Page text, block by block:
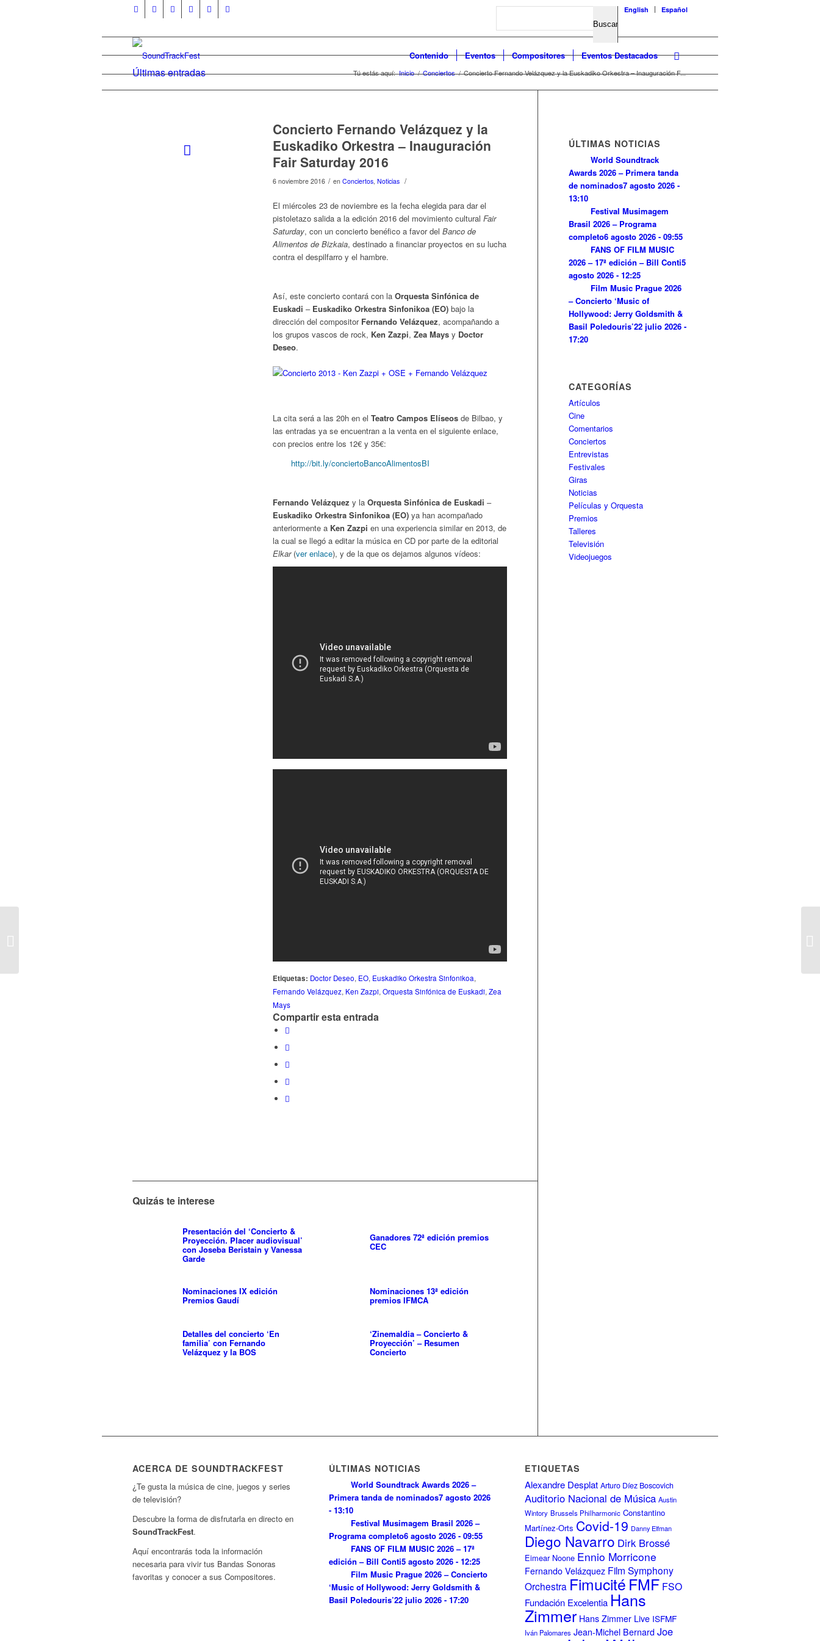
Search English Español
Contenido Eventos Compositores Eventos Destacados
Últimas entradas Tú estás aquí: Inicio / Conciertos / Concierto Fernando Velázquez y la Euskadiko Orkestra – Inauguración F...
Concierto Fernando Velázquez y la
Euskadiko Orkestra – Inauguración
Fair Saturday 2016
6 noviembre 2016 / en Conciertos, Noticias /
El miércoles 23 de noviembre es la fecha elegida para dar el
pistoletazo salida a la edición 2016 del movimiento cultural Fair
Saturday, con un concierto benéfico a favor del Banco de
Alimentos de Bizkaia, destinado a financiar proyectos en su lucha
contra el despilfarro y el hambre.
Así, este concierto contará con la Orquesta Sinfónica de
Euskadi – Euskadiko Orkestra Sinfonikoa (EO) bajo la
dirección del compositor Fernando Velázquez, acompañando a
los grupos vascos de rock, Ken Zazpi, Zea Mays y Doctor
Deseo.
La cita será a las 20h en el Teatro Campos Elíseos de Bilbao, y
las entradas ya se encuentran a la venta en el siguiente enlace,
con precios entre los 12€ y 35€:
http://bit.ly/conciertoBancoAlimentosBI
Fernando Velázquez y la Orquesta Sinfónica de Euskadi –
Euskadiko Orkestra Sinfonikoa (EO) ya han acompañado
anteriormente a Ken Zazpi en una experiencia similar en 2013, de
la cual se llegó a editar la música en CD por parte de la editorial
Elkar(ver enlace), y de la que os dejamos algunos vídeos:
Etiquetas: Doctor Deseo, EO, Euskadiko Orkestra Sinfonikoa,
Fernando Velázquez, Ken Zazpi, Orquesta Sinfónica de Euskadi, Zea
Mays
Compartir esta entrada
Quizás te interese
Presentación del ‘Concierto &
Proyección. Placer audiovisual’
con Joseba Beristain y Vanessa
Garde
Ganadores 72ª edición premios
CEC
Nominaciones IX edición
Premios Gaudí
Nominaciones 13ª edición
premios IFMCA
Detalles del concierto ‘En
familia’ con Fernando
Velázquez y la BOS
‘Zinemaldia – Concierto &
Proyección’ – Resumen
Concierto
ÚLTIMAS NOTICIAS
World Soundtrack
Awards 2026 – Primera tanda
de nominados7 agosto 2026 -
13:10
Festival Musimagem
Brasil 2026 – Programa
completo6 agosto 2026 - 09:55
FANS OF FILM MUSIC
2026 – 17ª edición – Bill Conti5
agosto 2026 - 12:25
Film Music Prague 2026
– Concierto ‘Music of
Hollywood: Jerry Goldsmith &
Basil Poledouris’22 julio 2026 -
17:20
CATEGORÍAS
Artículos
Cine
Comentarios
Conciertos
Entrevistas
Festivales
Giras
Noticias
Películas y Orquesta
Premios
Talleres
Televisión
Videojuegos
ACERCA DE SOUNDTRACKFEST
¿Te gusta la música de cine, juegos y series
de televisión?
Descubre la forma de disfrutarla en directo en
SoundTrackFest.
Aquí encontrarás toda la información
necesaria para vivir tus Bandas Sonoras
favoritas y conocer a sus Compositores.
ÚLTIMAS NOTICIAS
World Soundtrack Awards 2026 –
Primera tanda de nominados7 agosto 2026
- 13:10
Festival Musimagem Brasil 2026 –
Programa completo6 agosto 2026 - 09:55
FANS OF FILM MUSIC 2026 – 17ª
edición – Bill Conti5 agosto 2026 - 12:25
Film Music Prague 2026 – Concierto
‘Music of Hollywood: Jerry Goldsmith &
Basil Poledouris’22 julio 2026 - 17:20
ETIQUETAS
Alexandre Desplat Arturo Díez Boscovich
Auditorio Nacional de Música Austin
Wintory Brussels Philharmonic Constantino
Martínez-Orts Covid-19 Danny Elfman
Diego Navarro Dirk Brossé
Eimear Noone Ennio Morricone
Fernando Velázquez Film Symphony
Orchestra Fimucité FMF FSO
Fundación Excelentia Hans
Zimmer Hans Zimmer Live ISFMF
Iván Palomares Jean-Michel Bernard Joe